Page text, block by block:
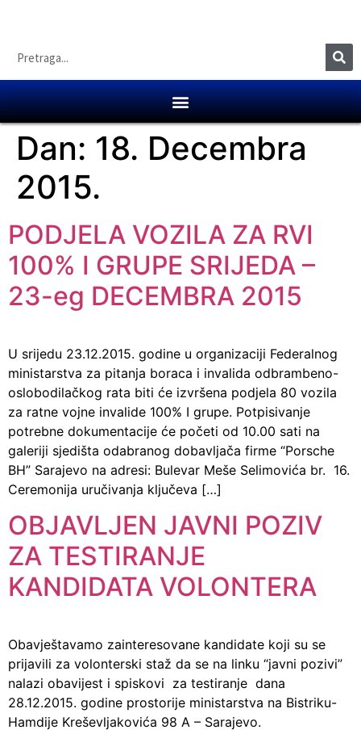
Dan: 18. Decembra
2015.
PODJELA VOZILA ZA RVI
100% I GRUPE SRIJEDA –
23-eg DECEMBRA 2015
U srijedu 23.12.2015. godine u organizaciji Federalnog
ministarstva za pitanja boraca i invalida odbrambeno-
oslobodilačkog rata biti će izvršena podjela 80 vozila
za ratne vojne invalide 100% I grupe. Potpisivanje
potrebne dokumentacije će početi od 10.00 sati na
galeriji sjedišta odabranog dobavljača firme “Porsche
BH” Sarajevo na adresi: Bulevar Meše Selimovića br. 16.
Ceremonija uručivanja ključeva […]
OBJAVLJEN JAVNI POZIV
ZA TESTIRANJE
KANDIDATA VOLONTERA
Obavještavamo zainteresovane kandidate koji su se
prijavili za volonterski staž da se na linku “javni pozivi”
nalazi obavijest i spiskovi za testiranje dana
28.12.2015. godine prostorije ministarstva na Bistriku-
Hamdije Kreševljakovića 98 A – Sarajevo.